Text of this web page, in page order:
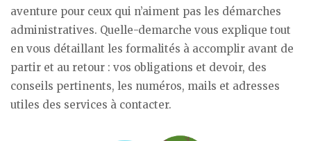
aventure pour ceux qui n’aiment pas les démarches
administratives. Quelle-demarche vous explique tout
en vous détaillant les formalités à accomplir avant de
partir et au retour : vos obligations et devoir, des
conseils pertinents, les numéros, mails et adresses
utiles des services à contacter.